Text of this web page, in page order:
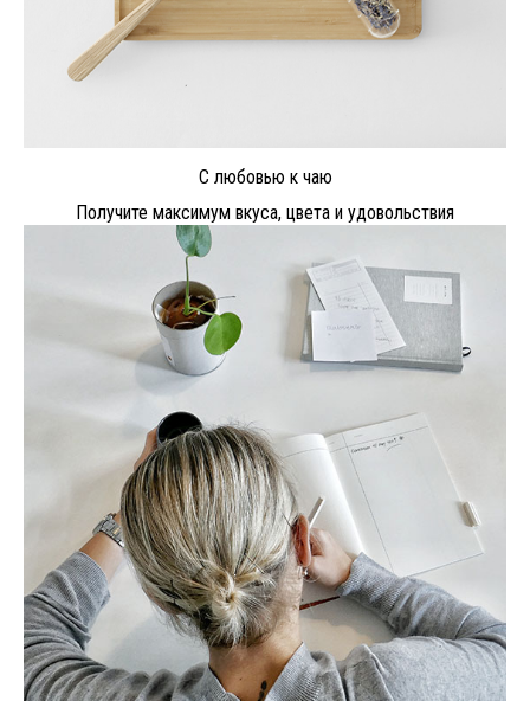
С любовью к чаю
Получите максимум вкуса, цвета и удовольствия